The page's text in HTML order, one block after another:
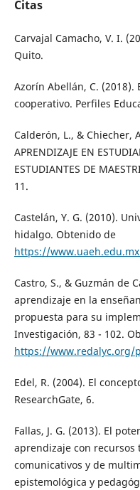
Citas
Carvajal Camacho, V. I.
Quito.
Azorín Abellán, C.
cooperativo. Perfiles
Calderón, L., & Chiecher,
APRENDIZAJE EN
ESTUDIANTES DE
11.
Castelán, Y. G. (2010).
hidalgo. Obtenido de
https://
Castro, S., & Guzmán de
aprendizaje en la
propuesta para su
Investigación, 83 - 102.
https://www.redalyc.org/
Edel, R. (2004). El
ResearchGate, 6.
Fallas, J. G. (2013). El
aprendizaje con recursos
comunicativos y de
epistemológica y